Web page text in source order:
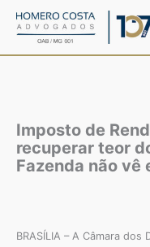
para
Imposto de
recuperar teor
Fazenda não vê
BRASÍLIA – A Câmara